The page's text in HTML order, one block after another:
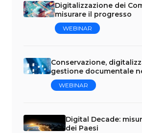
Digitalizzazione dei
misurare il progresso
WEBINAR
Conservazione,
gestione documentale
WEBINAR
Digital Decade:
dei Paesi